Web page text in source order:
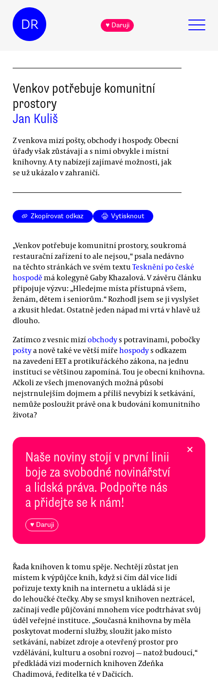
DR ♥ Daruji
Venkov potřebuje komunitní
prostory
Jan Kuliš
Z venkova mizí pošty, obchody i hospody. Obecní
úřady však zůstávají a s nimi obvykle i místní
knihovny. A ty nabízejí zajímavé možnosti, jak
se už ukázalo v zahraničí.
Zkopírovat odkaz Vytisknout
„Venkov potřebuje komunitní prostory, soukromá
restaurační zařízení to ale nejsou,“ psala nedávno
na těchto stránkách ve svém textu Tesknění po české
hospodě má kolegyně Gaby Khazalová. V závěru článku
připojuje výzvu: „Hledejme místa přístupná všem,
ženám, dětem i seniorům.“ Rozhodl jsem se ji vyslyšet
a zkusit hledat. Ostatně jeden nápad mi vrtá v hlavě už
dlouho.
Zatímco z vesnic mizí obchodys potravinami, pobočky
poštya nově také ve větší míře hospodys odkazem
na zavedení EET a protikuřáckého zákona, na jednu
instituci se většinou zapomíná. Tou je obecní knihovna.
Ačkoli ze všech jmenovaných možná působí
nejstrnulejším dojmem a příliš nevybízí k setkávání,
nemůže posloužit právě ona k budování komunitního
života?
Naše noviny stojí v první linii
boje za svobodné novinářství
a lidská práva. Podpořte nás
a přidejte se k nám!
♥ Daruji
×
Řada knihoven k tomu spěje. Nechtějí zůstat jen
místem k výpůjčce knih, když si čím dál více lidí
pořizuje texty knih na internetu a ukládá si je
do lehoučké čtečky. Aby se smysl knihoven neztrácel,
začínají vedle půjčování mnohem více podtrhávat svůj
úděl veřejné instituce. „Současná knihovna by měla
poskytovat moderní služby, sloužit jako místo
setkávání, nabízet zdroje a otevřený prostor pro
vzdělávání, kulturu a osobní rozvoj — natož budoucí,“
předkládá vizi moderních knihoven Zdeňka
Chadimová, ředitelka té v Dačicích.